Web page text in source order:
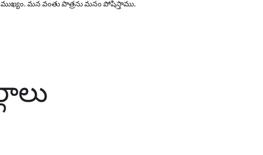
మన వంతు పాత్రను మనం పోషిస్తాము.